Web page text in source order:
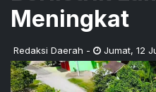
Meningkat
Redaksi Daerah - Jumat, 12